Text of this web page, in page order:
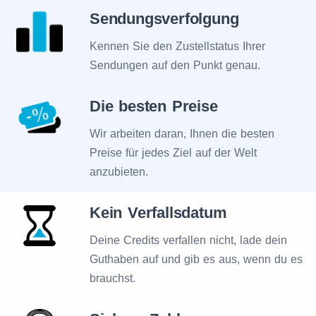
Sendungsverfolgung
Kennen Sie den Zustellstatus Ihrer
Sendungen auf den Punkt genau.
Die besten Preise
Wir arbeiten daran, Ihnen die besten
Preise für jedes Ziel auf der Welt
anzubieten.
Kein Verfallsdatum
Deine Credits verfallen nicht, lade dein
Guthaben auf und gib es aus, wenn du es
brauchst.